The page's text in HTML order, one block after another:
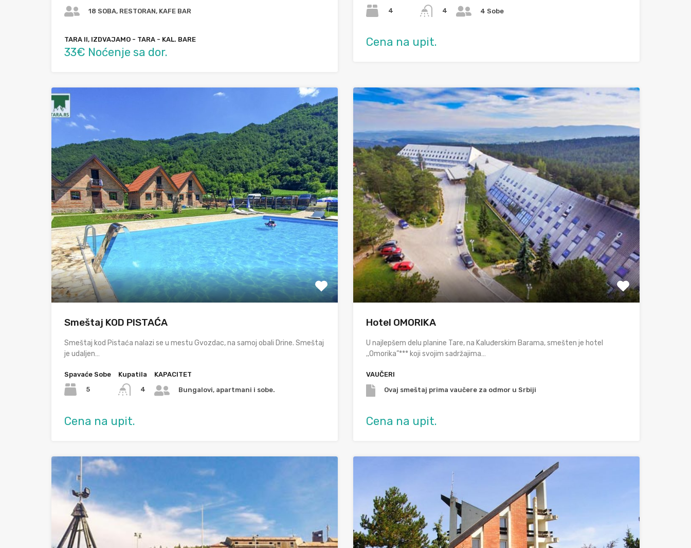
18 SOBA, RESTORAN, KAFE BAR
TARA II, IZDVAJAMO - TARA - KAL. BARE
33€ Noćenje sa dor.
4
4
4 Sobe
Cena na upit.
Smeštaj KOD PISTAĆA
Smeštaj kod Pistaća nalazi se u mestu Gvozdac, na samoj obali Drine. Smeštaj
je udaljen…
Spavaće Sobe
5
Kupatila
4
KAPACITET
Bungalovi, apartmani i sobe.
Cena na upit.
Hotel OMORIKA
U najlepšem delu planine Tare, na Kaluđerskim Barama, smešten je hotel
,,Omorika”*** koji svojim sadržajima…
VAUČERI
Ovaj smeštaj prima vaučere za odmor u Srbiji
Cena na upit.